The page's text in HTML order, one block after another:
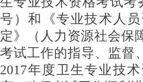
号）和《专业技术人
定》（人力资源社会保
考试工作的指导、监督
2017年度卫生专业技